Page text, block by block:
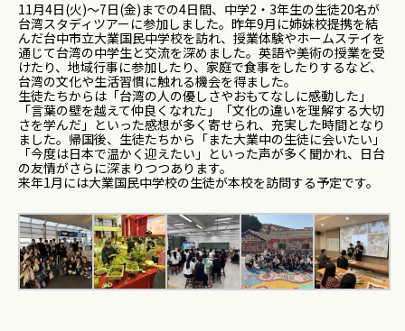
11月4日(火)～7日(金)までの4日間、中学2・3年生の生徒20名が
台湾スタディツアーに参加しました。昨年9月に姉妹校提携を結
んだ台中市立大業国民中学校を訪れ、授業体験やホームステイを
通じて台湾の中学生と交流を深めました。英語や美術の授業を受
けたり、地域行事に参加したり、 家庭で食事をしたりするなど、
台湾の文化や生活習慣に触れる機会を得ました。
生徒たちからは「台湾の人の優しさやおもてなしに感動した」
「言葉の壁を越えて仲良くなれた」「文化の違いを理解する大切
さを学んだ」といった感想が多く寄せられ、充実した時間となり
ました。帰国後、生徒たちから「また大業中の生徒に会いたい」
「今度は日本で温かく迎えたい」といった声が多く聞かれ、日台
の友情がさらに深まりつつあります。
来年1月には大業国民中学校の生徒が本校を訪問する予定です。